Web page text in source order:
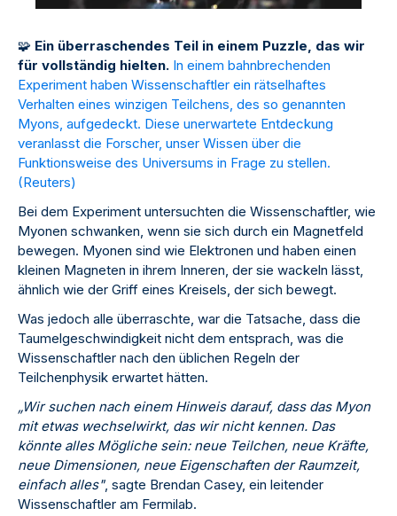
🧩 Ein überraschendes Teil in einem Puzzle, das wir
für vollständig hielten. In einem bahnbrechenden
Experiment haben Wissenschaftler ein rätselhaftes
Verhalten eines winzigen Teilchens, des so genannten
Myons, aufgedeckt. Diese unerwartete Entdeckung
veranlasst die Forscher, unser Wissen über die
Funktionsweise des Universums in Frage zu stellen.
(Reuters)
Bei dem Experiment untersuchten die Wissenschaftler, wie
Myonen schwanken, wenn sie sich durch ein Magnetfeld
bewegen. Myonen sind wie Elektronen und haben einen
kleinen Magneten in ihrem Inneren, der sie wackeln lässt,
ähnlich wie der Griff eines Kreisels, der sich bewegt.
Was jedoch alle überraschte, war die Tatsache, dass die
Taumelgeschwindigkeit nicht dem entsprach, was die
Wissenschaftler nach den üblichen Regeln der
Teilchenphysik erwartet hätten.
„Wir suchen nach einem Hinweis darauf, dass das Myon
mit etwas wechselwirkt, das wir nicht kennen. Das
könnte alles Mögliche sein: neue Teilchen, neue Kräfte,
neue Dimensionen, neue Eigenschaften der Raumzeit,
einfach alles", sagte Brendan Casey, ein leitender
Wissenschaftler am Fermilab.